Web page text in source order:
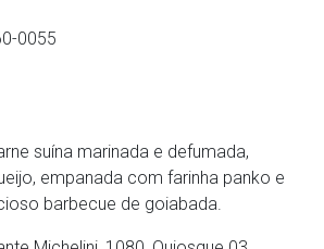
0055
suína marinada e defumada,
empanada com farinha panko e
barbecue de goiabada.